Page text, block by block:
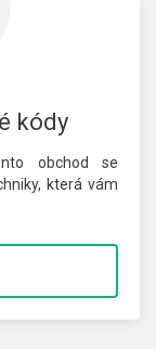
kódy
obchod se
která vám